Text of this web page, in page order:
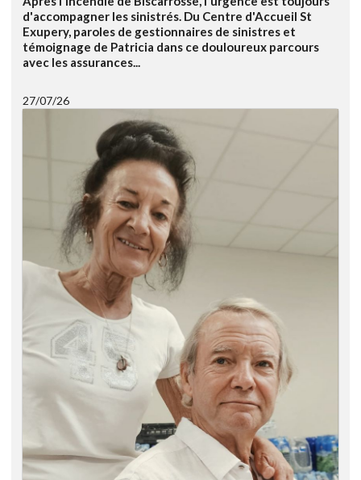
d'accompagner les sinistrés. Du Centre d'Accueil St
Exupery, paroles de gestionnaires de sinistres et
témoignage de Patricia dans ce douloureux parcours
avec les assurances...
27/07/26